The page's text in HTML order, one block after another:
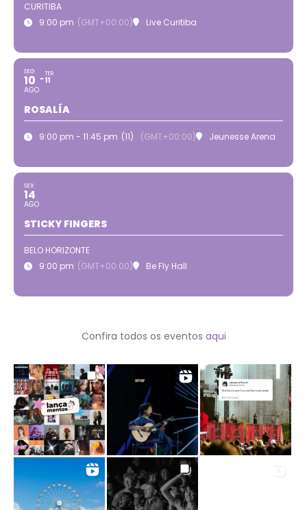
CURITIBA
9:00 pm (GMT+00:00) Live Curitiba
SEG
10
AGO
TER
11
ROSALÍA
9:00 pm - 11:45 pm (11) (GMT+00:00) Jeunesse Arena
SEX
14
AGO
STICKY FINGERS
BELO HORIZONTE
9:00 pm (GMT+00:00) Be Fly Hall
Confira todos os eventos aqui